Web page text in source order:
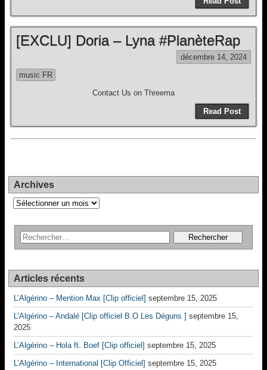
[EXCLU] Doria – Lyna #PlanèteRap
décembre 14, 2024
music FR
Contact Us on Threema
Read Post
Archives
Archives
Articles récents
L’Algérino – Mention Max [Clip officiel] septembre 15, 2025
L’Algérino – Andalé [Clip officiel B.O Les Déguns ] septembre 15,
2025
L’Algérino – Hola ft. Boef [Clip officiel] septembre 15, 2025
L’Algérino – International [Clip Officiel] septembre 15, 2025